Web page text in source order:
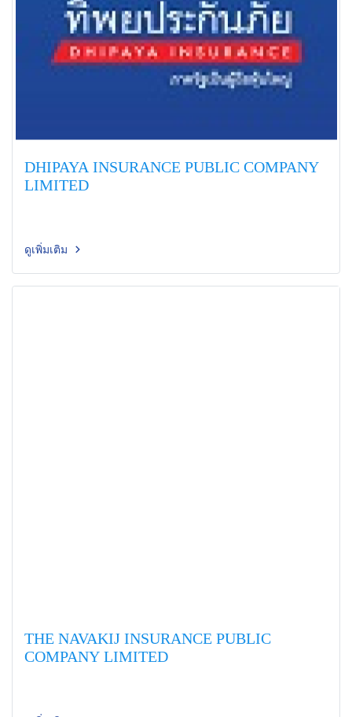
DHIPAYA INSURANCE PUBLIC COMPANY
LIMITED
ดูเพิ่มเติม
THE NAVAKIJ INSURANCE PUBLIC
COMPANY LIMITED